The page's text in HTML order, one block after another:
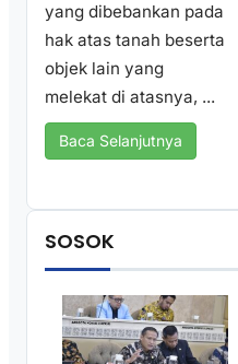
yang dibebankan pada
hak atas tanah beserta
objek lain yang
melekat di atasnya, ...
Baca Selanjutnya
SOSOK